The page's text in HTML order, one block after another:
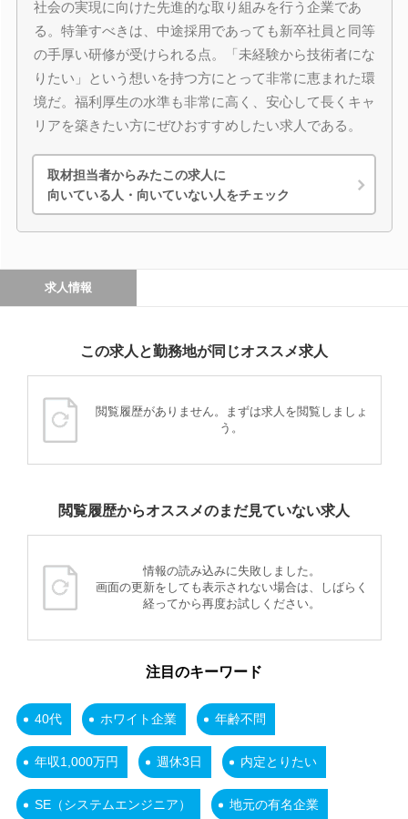
社会の実現に向けた先進的な取り組みを行う企業であ
る。特筆すべきは、中途採用であっても新卒社員と同等
の手厚い研修が受けられる点。「未経験から技術者にな
りたい」という想いを持つ方にとって非常に恵まれた環
境だ。福利厚生の水準も非常に高く、安心して長くキャ
リアを築きたい方にぜひおすすめしたい求人である。
取材担当者からみたこの求人に
向いている人・向いていない人をチェック
求人情報
この求人と勤務地が同じオススメ求人
閲覧履歴がありません。まずは求人を閲覧しましょ
う。
閲覧履歴からオススメのまだ見ていない求人
情報の読み込みに失敗しました。
画面の更新をしても表示されない場合は、しばらく
経ってから再度お試しください。
注目のキーワード
40代 ホワイト企業 年齢不問
年収1,000万円 週休3日 内定とりたい
SE（システムエンジニア） 地元の有名企業